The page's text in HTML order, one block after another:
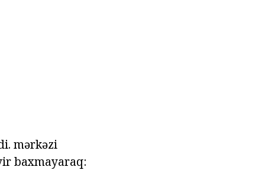
mərkəzi
baxmayaraq: